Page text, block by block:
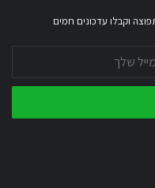
וקבלו עדכונים חמים